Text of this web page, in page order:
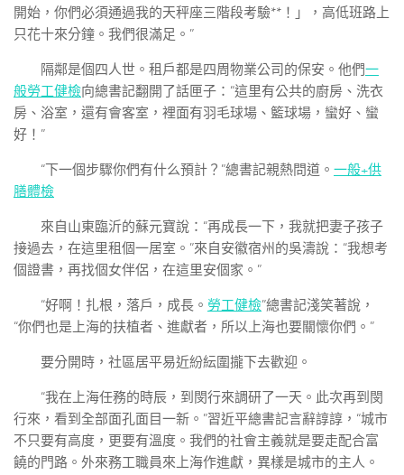
開始，你們必須通過我的天秤座三階段考驗**！」，高低班路上
只花十來分鐘。我們很滿足。”
隔鄰是個四人世。租戶都是四周物業公司的保安。他們一
般勞工健檢向總書記翻開了話匣子：“這里有公共的廚房、洗衣
房、浴室，還有會客室，裡面有羽毛球場、籃球場，蠻好、蠻
好！”
“下一個步驟你們有什么預計？”總書記親熱問道。 一般+供
膳體檢
來自山東臨沂的蘇元寶說：“再成長一下，我就把妻子孩子
接過去，在這里租個一居室。”來自安徽宿州的吳濤說：“我想考
個證書，再找個女伴侶，在這里安個家。”
“好啊！扎根，落戶，成長。 勞工健檢”總書記淺笑著說，
“你們也是上海的扶植者、進獻者，所以上海也要關懷你們。”
要分開時，社區居平易近紛紜圍攏下去歡迎。
“我在上海任務的時辰，到閔行來調研了一天。此次再到閔
行來，看到全部面孔面目一新。”習近平總書記言辭諄諄，“城市
不只要有高度，更要有溫度。我們的社會主義就是要走配合富
饒的門路。外來務工職員來上海作進獻，異樣是城市的主人。